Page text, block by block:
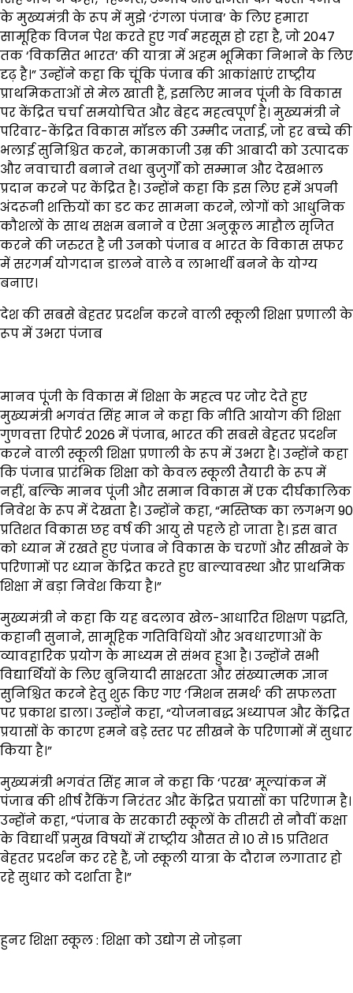
के मुख्यमंत्री के रूप में मुझे ‘रंगला पंजाब’ के लिए हमारा
सामूहिक विजन पेश करते हुए गर्व महसूस हो रहा है, जो 2047
तक ‘विकसित भारत’ की यात्रा में अहम भूमिका निभाने के लिए
दृढ़ है।” उन्होंने कहा कि चूंकि पंजाब की आकांक्षाएं राष्ट्रीय
प्राथमिकताओं से मेल खाती हैं, इसलिए मानव पूंजी के विकास
पर केंद्रित चर्चा समयोचित और बेहद महत्वपूर्ण है। मुख्यमंत्री ने
परिवार-केंद्रित विकास मॉडल की उम्मीद जताई, जो हर बच्चे की
भलाई सुनिश्चित करने, कामकाजी उम्र की आबादी को उत्पादक
और नवाचारी बनाने तथा बुजुर्गों को सम्मान और देखभाल
प्रदान करने पर केंद्रित है। उन्होंने कहा कि इस लिए हमें अपनी
अंदरूनी शक्तियों का डट कर सामना करने, लोगों को आधुनिक
कौशलों के साथ सक्षम बनाने व ऐसा अनुकूल माहौल सृजित
करने की जरुरत है जी उनको पंजाब व भारत के विकास सफर
में सरगर्म योगदान डालने वाले व लाभार्थी बनने के योग्य
बनाए।
देश की सबसे बेहतर प्रदर्शन करने वाली स्कूली शिक्षा प्रणाली के
रूप में उभरा पंजाब
मानव पूंजी के विकास में शिक्षा के महत्व पर जोर देते हुए
मुख्यमंत्री भगवंत सिंह मान ने कहा कि नीति आयोग की शिक्षा
गुणवत्ता रिपोर्ट 2026 में पंजाब, भारत की सबसे बेहतर प्रदर्शन
करने वाली स्कूली शिक्षा प्रणाली के रूप में उभरा है। उन्होंने कहा
कि पंजाब प्रारंभिक शिक्षा को केवल स्कूली तैयारी के रूप में
नहीं, बल्कि मानव पूंजी और समान विकास में एक दीर्घकालिक
निवेश के रूप में देखता है। उन्होंने कहा, “मस्तिष्क का लगभग 90
प्रतिशत विकास छह वर्ष की आयु से पहले हो जाता है। इस बात
को ध्यान में रखते हुए पंजाब ने विकास के चरणों और सीखने के
परिणामों पर ध्यान केंद्रित करते हुए बाल्यावस्था और प्राथमिक
शिक्षा में बड़ा निवेश किया है।”
मुख्यमंत्री ने कहा कि यह बदलाव खेल-आधारित शिक्षण पद्धति,
कहानी सुनाने, सामूहिक गतिविधियों और अवधारणाओं के
व्यावहारिक प्रयोग के माध्यम से संभव हुआ है। उन्होंने सभी
विद्यार्थियों के लिए बुनियादी साक्षरता और संख्यात्मक ज्ञान
सुनिश्चित करने हेतु शुरू किए गए ‘मिशन समर्थ’ की सफलता
पर प्रकाश डाला। उन्होंने कहा, “योजनाबद्ध अध्यापन और केंद्रित
प्रयासों के कारण हमने बड़े स्तर पर सीखने के परिणामों में सुधार
किया है।”
मुख्यमंत्री भगवंत सिंह मान ने कहा कि ‘परख’ मूल्यांकन में
पंजाब की शीर्ष रैंकिंग निरंतर और केंद्रित प्रयासों का परिणाम है।
उन्होंने कहा, “पंजाब के सरकारी स्कूलों के तीसरी से नौवीं कक्षा
के विद्यार्थी प्रमुख विषयों में राष्ट्रीय औसत से 10 से 15 प्रतिशत
बेहतर प्रदर्शन कर रहे हैं, जो स्कूली यात्रा के दौरान लगातार हो
रहे सुधार को दर्शाता है।”
हुनर शिक्षा स्कूल : शिक्षा को उद्योग से जोड़ना